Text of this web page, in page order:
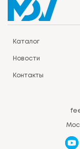
Каталог
Новости
Контакты